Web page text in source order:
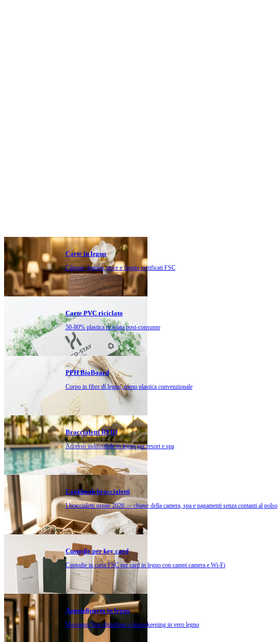
Carte in legno
Ciliegio, bambù, noce e faggio certificati FSC
Carte PVC riciclato
50-80% plastica riciclata post-consumo
PPH BioBoard
Corpo in fibre di legno, meno plastica convenzionale
Braccialetti RFID
Accesso indossabile in legno per resort e spa
Lookbook braccialetti
I braccialetti ospite 2026 — chiave della camera, spa e pagamenti senza contanti al polso
Custodie per key card
Custodie in carta FSC per card in legno con campi camera e Wi-Fi
Appendiporta in legno
Messaggi Non disturbare e housekeeping in vero legno